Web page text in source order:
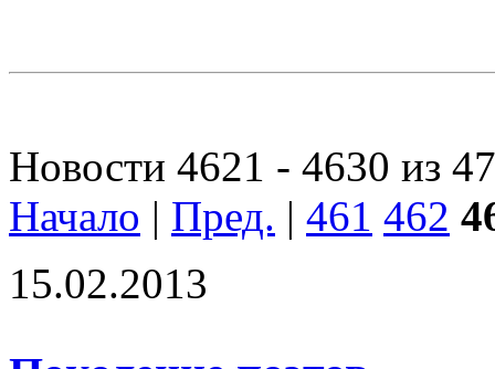
Новости 4621 - 4630 из
Начало | Пред. | 461 462
15.02.2013